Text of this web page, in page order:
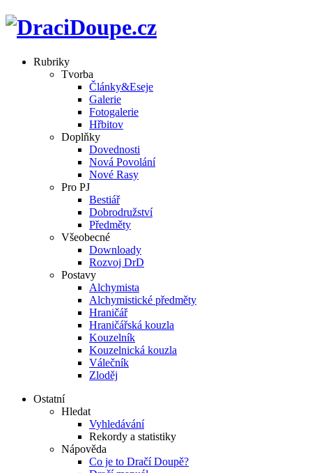
Rubriky
Tvorba
Články&Eseje
Galerie
Fotogalerie
Hřbitov
Doplňky
Dovednosti
Nová Povolání
Nové Rasy
Pro PJ
Bestiář
Dobrodružství
Předměty
Všeobecné
Downloady
Rozvoj DrD
Postavy
Alchymista
Alchymistické předměty
Hraničář
Hraničářská kouzla
Kouzelník
Kouzelnická kouzla
Válečník
Zloděj
Ostatní
Hledat
Vyhledávání
Rekordy a statistiky
Nápověda
Co je to Dračí Doupě?